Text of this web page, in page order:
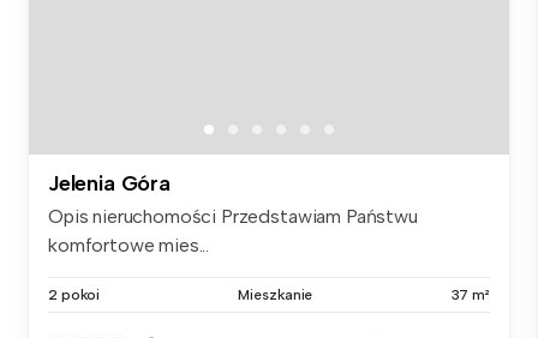
Jelenia Góra
Opis nieruchomości Przedstawiam Państwu
komfortowe mies...
2 pokoi Mieszkanie 37 m²